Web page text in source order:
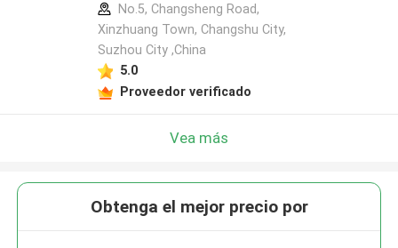
No.5, Changsheng Road,
Xinzhuang Town, Changshu City,
Suzhou City ,China
5.0
Proveedor verificado
Vea más
Obtenga el mejor precio por